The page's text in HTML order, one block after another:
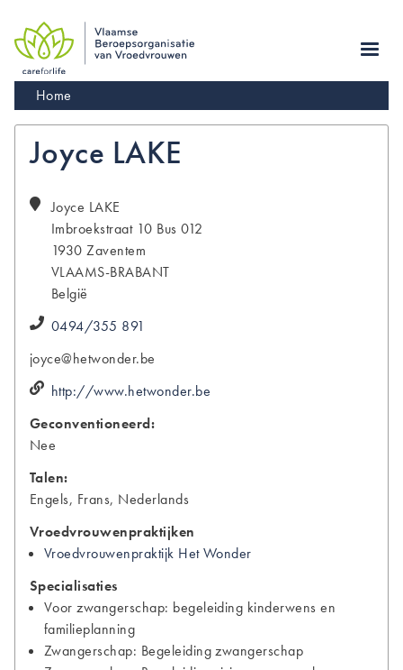
main
navigation
Kruimelpad
Home
Joyce LAKE
Joyce LAKE
Imbroekstraat 10 Bus 012
1930 Zaventem
VLAAMS-BRABANT
België
0494/355 891
joyce@hetwonder.be
http://www.hetwonder.be
Geconventioneerd:
Nee
Talen:
Engels, Frans, Nederlands
Vroedvrouwenpraktijken
Vroedvrouwenpraktijk Het Wonder
Specialisaties
Voor zwangerschap: begeleiding kinderwens en
familieplanning
Zwangerschap: Begeleiding zwangerschap